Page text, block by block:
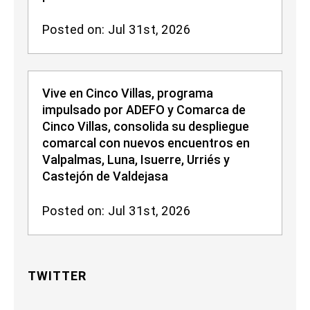
Posted on: Jul 31st, 2026
Vive en Cinco Villas, programa
impulsado por ADEFO y Comarca de
Cinco Villas, consolida su despliegue
comarcal con nuevos encuentros en
Valpalmas, Luna, Isuerre, Urriés y
Castejón de Valdejasa
Posted on: Jul 31st, 2026
TWITTER